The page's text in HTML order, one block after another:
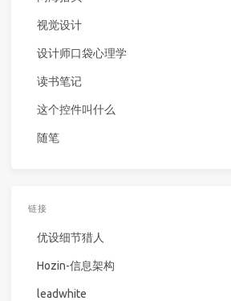
视觉设计
设计师口袋心理学
读书笔记
这个控件叫什么
随笔
链接
优设细节猎人
Hozin-信息架构
leadwhite